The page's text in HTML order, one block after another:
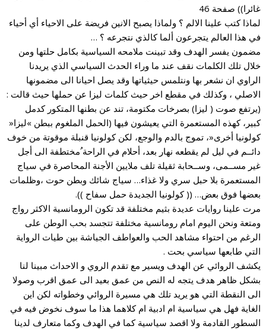
غائرا)) صفحة 46
لماذا كتب علينا الالم ؟ ولماذا يصبح الانين فريضة على الاحياء أي أحياء
في هذا العالم يتجرعون ألما كالذي نتجرعه ؟ …
مضمون يفسر الهدف وقد تبينت ملامحه السياسية بكامل حلتها ومن
خلال تلك الكلمات نقف عند ما وراء الحدث السياسي الذي يريدنا
الراوي ان نشعر بها ونتلمس حيثياتها وقد يصل احيانا الى مضمونها
الاصلي ، وكذلك في مقطع اخر حيث كلمات ليزا عن حملها حيث قالت :
(يرتفع صوت ( ليزا) بصرخات مكتومة، تند عن بطنها المتكور كدمل
كبير، كهذه المستعمرة التي يعيشون فيها (الحمل الملغوم ببطن »ليزا«
كولونيا أخرى«، تموج بالدم والوجع، لكن كولونيا قنبلة موقوتة من خوف
دائــم في ليل لم يقطعه نهار بعد، أحلام في الراحة ُمختطفة الى أجل
غير مســمى، وســحابة ثقيلة تلف ملايين الأجنة المحاصرة في سياج
المستعمرة بلا حبل سري ولا غذاء… سياج شائك وبطن حوت ،وظلمات
بعضها فوق بعض… (( كولونيا الجديدة حمل سفاح )).
مرت علينا روايات عديدة بثيم مختلفة قد تكون الرومانسية الاكثر رواج
ومتعة ونحن اليوم امام رومانسية مختلفة تتجسد بحب الوطن على
الرغم من احتواء مشاهد الحب والعواطف الجياشة بين طيات الرواية
التي طابعها سياسي بحت .
يكشف الروائي عن الهدف ويسير مع تقدم الروي و الاحداث مبينا لنا
بشكل ظاهر هدف يتجه له النص من عمق بعيد الى عمق اقرب وصولا
الى النقطة التي هو يريد تلك هي مسيرة الروائي وخطواته لكن اين
الغاية فهل هي سياسية ام ادبية ام كلاهما هذا ما سوف نخوض فيه في
السطور القادمة ولا اقصد سياسية كما في الهدف وكما متعارف لدينا